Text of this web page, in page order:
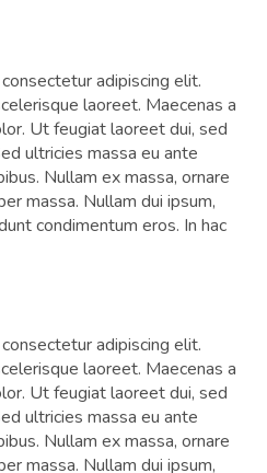
adipiscing elit.
laoreet. Maecenas a
Ut feugiat laoreet dui, sed
ultricies massa eu ante
Nullam ex massa, ornare
massa. Nullam dui ipsum,
condimentum eros. In hac
adipiscing elit.
laoreet. Maecenas a
Ut feugiat laoreet dui, sed
ultricies massa eu ante
Nullam ex massa, ornare
massa. Nullam dui ipsum,